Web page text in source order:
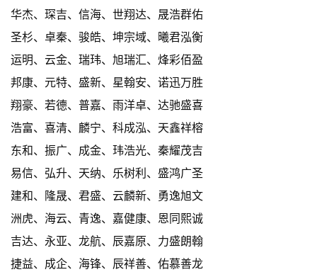
华杰、琛吉、信海、世翔达、晟浩群佑
圣杉、卓秦、骏皓、坤宗域、曦君泓衡
运明、云金、瑞玮、旭瑞汇、烽彩佰盈
邦康、元特、盛新、星翰安、诺迅万胜
翔豪、若德、普嘉、雨洋卓、达驰盛喜
浩富、喜清、麟宁、科成泓、天鑫祥榕
东和、振广、成金、玮浩光、秦耀茂吉
易信、弘升、天纳、乐树利、盛鸿广圣
建和、隆晟、君盛、云麟新、勇逸旭文
洲虎、海云、青逸、嘉健康、恩同熙诚
吉达、永亚、龙航、辰嘉原、力盛朗翰
捷益、成企、海锋、辰祥善、佑慕善龙